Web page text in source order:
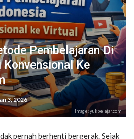
Pembelajaran Di
Konvensional Ke
3, 2026
Image: yukbelajar.com
pernah berhenti bergerak. Sejak